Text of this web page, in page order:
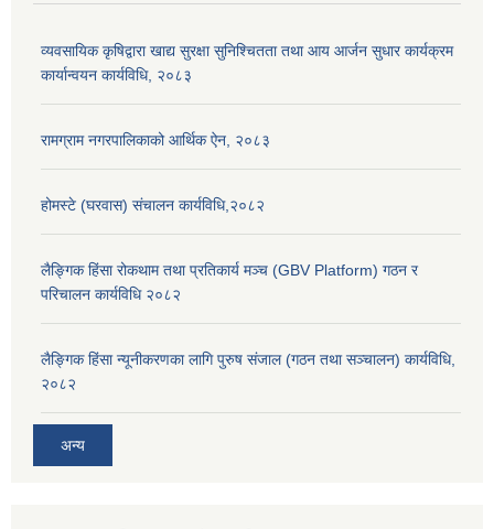
व्यवसायिक कृषिद्वारा खाद्य सुरक्षा सुनिश्चितता तथा आय आर्जन सुधार कार्यक्रम
कार्यान्वयन कार्यविधि, २०८३
रामग्राम नगरपालिकाको आर्थिक ऐन, २०८३
होमस्टे (घरवास) संचालन कार्यविधि,२०८२
लैङ्गिक हिंसा रोकथाम तथा प्रतिकार्य मञ्च (GBV Platform) गठन र
परिचालन कार्यविधि २०८२
लैङ्गिक हिंसा न्यूनीकरणका लागि पुरुष संजाल (गठन तथा सञ्चालन) कार्यविधि,
२०८२
अन्य